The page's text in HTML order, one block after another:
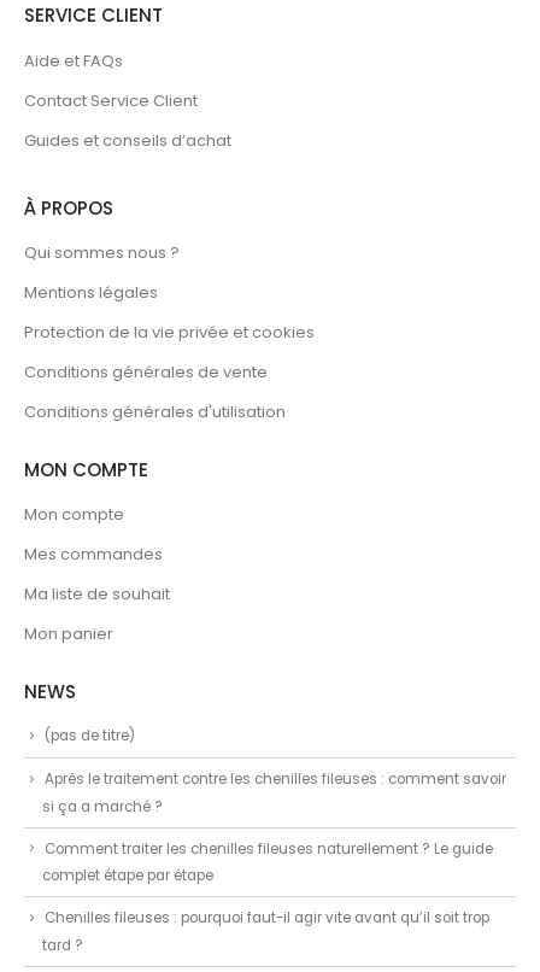
SERVICE CLIENT
Aide et FAQs
Contact Service Client
Guides et conseils d’achat
À PROPOS
Qui sommes nous ?
Mentions légales
Protection de la vie privée et cookies
Conditions générales de vente
Conditions générales d'utilisation
MON COMPTE
Mon compte
Mes commandes
Ma liste de souhait
Mon panier
NEWS
(pas de titre)
Après le traitement contre les chenilles fileuses : comment savoir
si ça a marché ?
Comment traiter les chenilles fileuses naturellement ? Le guide
complet étape par étape
Chenilles fileuses : pourquoi faut-il agir vite avant qu’il soit trop
tard ?